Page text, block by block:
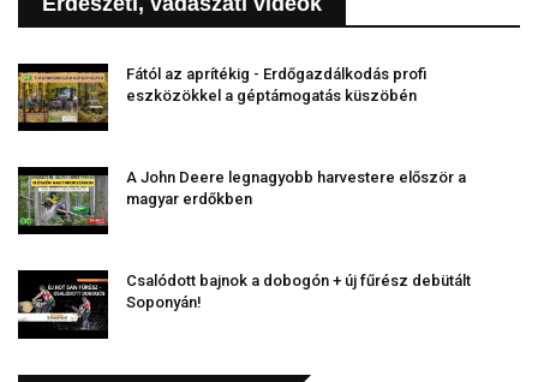
Fától az aprítékig - Erdőgazdálkodás profi
eszközökkel a géptámogatás küszöbén
A John Deere legnagyobb harvestere először a
magyar erdőkben
Csalódott bajnok a dobogón + új fűrész debütált
Soponyán!